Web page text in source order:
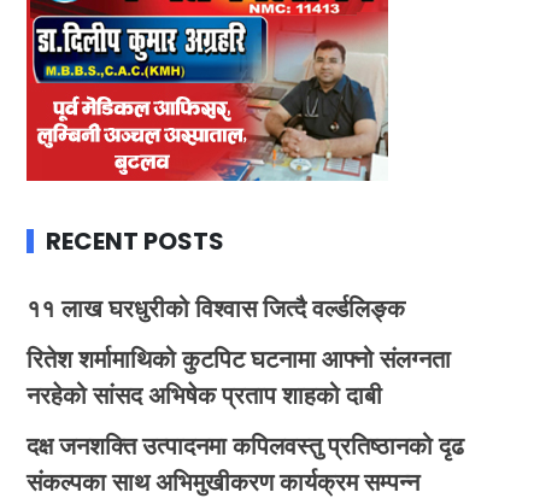
RECENT POSTS
११ लाख घरधुरीको विश्वास जित्दै वर्ल्डलिङ्क
रितेश शर्मामाथिको कुटपिट घटनामा आफ्नो संलग्नता
नरहेको सांसद अभिषेक प्रताप शाहको दाबी
दक्ष जनशक्ति उत्पादनमा कपिलवस्तु प्रतिष्ठानको दृढ
संकल्पका साथ अभिमुखीकरण कार्यक्रम सम्पन्न